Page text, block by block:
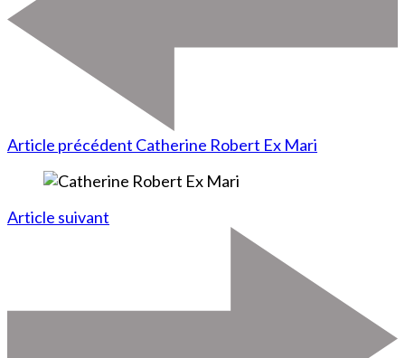
Article précédent Catherine Robert Ex Mari
Article suivant